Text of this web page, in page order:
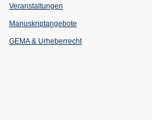
Veranstaltungen
einem
Tab)
Manuskriptangebote
GEMA & Urheberrecht